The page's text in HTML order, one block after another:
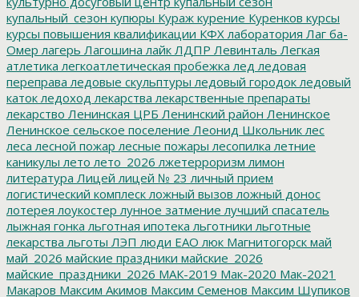
купальный_сезон купюры Кураж курение Куренков курсы
курсы повышения квалификации КФХ лаборатория Лаг ба-
Омер лагерь Лагошина лайк ЛДПР Левинталь Легкая
атлетика легкоатлетическая пробежка лед ледовая
переправа ледовые скульптуры ледовый городок ледовый
каток ледоход лекарства лекарственные препараты
лекарство Ленинская ЦРБ Ленинский район Ленинское
Ленинское сельское поселение Леонид Школьник лес
леса лесной пожар лесные пожары лесопилка летние
каникулы лето лето_2026 лжетерроризм лимон
литература Лицей лицей № 23 личный прием
логистический комплеск ложный вызов ложный донос
лотерея лоукостер лунное затмение лучший спасатель
лыжная гонка льготная ипотека льготники льготные
лекарства льготы ЛЭП люди ЕАО люк Магнитогорск май
май_2026 майские праздники майские_2026
майские_праздники_2026 МАК-2019 Мак-2020 Мак-2021
Макаров Максим Акимов Максим Семенов Максим Шупиков